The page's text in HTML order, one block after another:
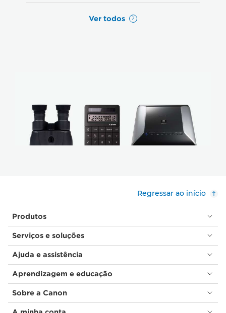
Ver todos
Regressar ao início
Produtos
Serviços e soluções
Ajuda e assistência
Aprendizagem e educação
Sobre a Canon